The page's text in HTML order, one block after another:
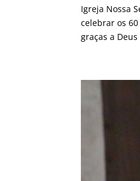
Igreja Nossa
celebrar os
graças a